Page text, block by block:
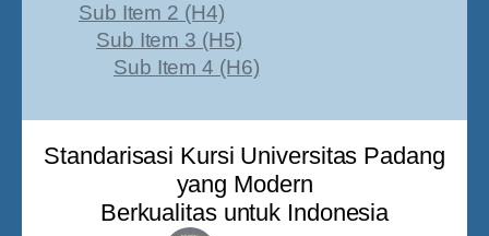
Sub Item 2 (H4)
Sub Item 3 (H5)
Sub Item 4 (H6)
Standarisasi Kursi Universitas Padang
yang Modern
Berkualitas untuk Indonesia